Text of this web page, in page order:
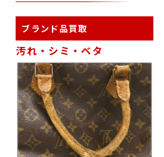
ブランド品買取
汚れ・シミ・ベタ